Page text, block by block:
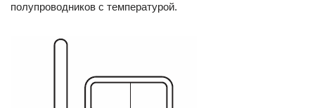
полупроводников с температурой.